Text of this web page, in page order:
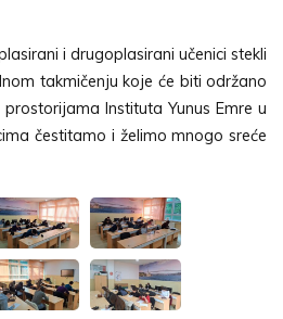
i drugoplasirani učenici stekli
takmičenju koje će biti održano
Instituta Yunus Emre u
čestitamo i želimo mnogo sreće